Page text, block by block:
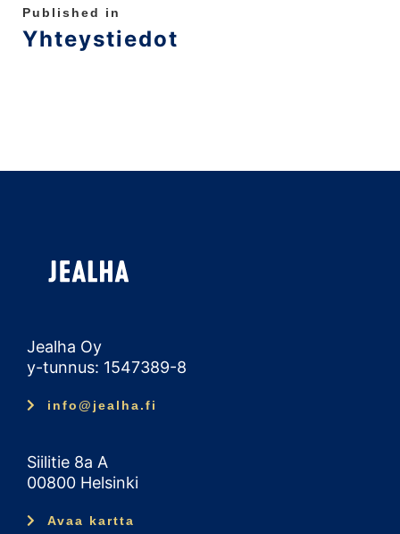
Published in
Yhteystiedot
Jealha Oy
y-tunnus: 1547389-8
info@jealha.fi
Siilitie 8a A
00800 Helsinki
Avaa kartta